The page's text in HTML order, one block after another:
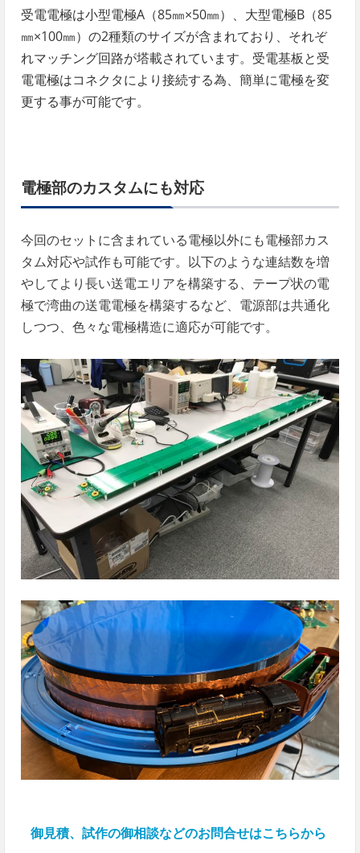
受電電極は小型電極A（85㎜×50㎜）、大型電極B（85
㎜×100㎜）の2種類のサイズが含まれており、それぞ
れマッチング回路が塔載されています。受電基板と受
電電極はコネクタにより接続する為、簡単に電極を変
更する事が可能です。
電極部のカスタムにも対応
今回のセットに含まれている電極以外にも電極部カス
タム対応や試作も可能です。
以下のような連結数を増
やしてより長い送電エリアを構築する、テープ状の電
極で湾曲の送電電極を構築するなど、電源部は共通化
しつつ、色々な電極構造に適応が可能です。
御見積、試作の御相談などのお問合せはこちらから